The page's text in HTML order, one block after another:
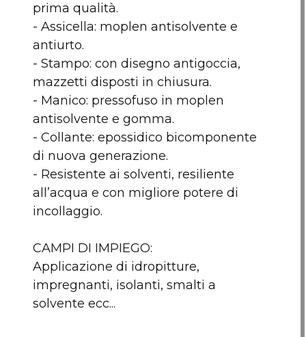
prima qualità.
- Assicella: moplen antisolvente e
antiurto.
- Stampo: con disegno antigoccia,
mazzetti disposti in chiusura.
- Manico: pressofuso in moplen
antisolvente e gomma.
- Collante: epossidico bicomponente
di nuova generazione.
- Resistente ai solventi, resiliente
all’acqua e con migliore potere di
incollaggio.
CAMPI DI IMPIEGO:
Applicazione di idropitture,
impregnanti, isolanti, smalti a
solvente ecc...
Plafone
Professionale con
manico in Moplen -
70x170
BIGMAT Setola